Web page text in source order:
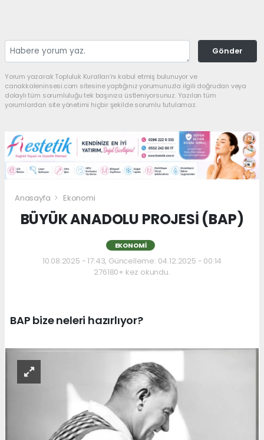
Gönder
Yorum yazarak Topluluk Kuralları’nı kabul etmiş bulunuyor ve
canakkaleninsesi.com sitesine yaptığınız yorumunuzla ilgili doğrudan veya
dolaylı tüm sorumluluğu tek başınıza üstleniyorsunuz. Yazılan tüm
yorumlardan site yönetimi hiçbir şekilde sorumlu tutulamaz.
Anasayfa Ekonomi
BÜYÜK ANADOLU PROJESİ (BAP)
EKONOMI
10.08.2025 - 17:43, Güncelleme: 04.12.2025 - 00:14
276180+ kez okundu.
BAP bize neleri hazırlıyor?